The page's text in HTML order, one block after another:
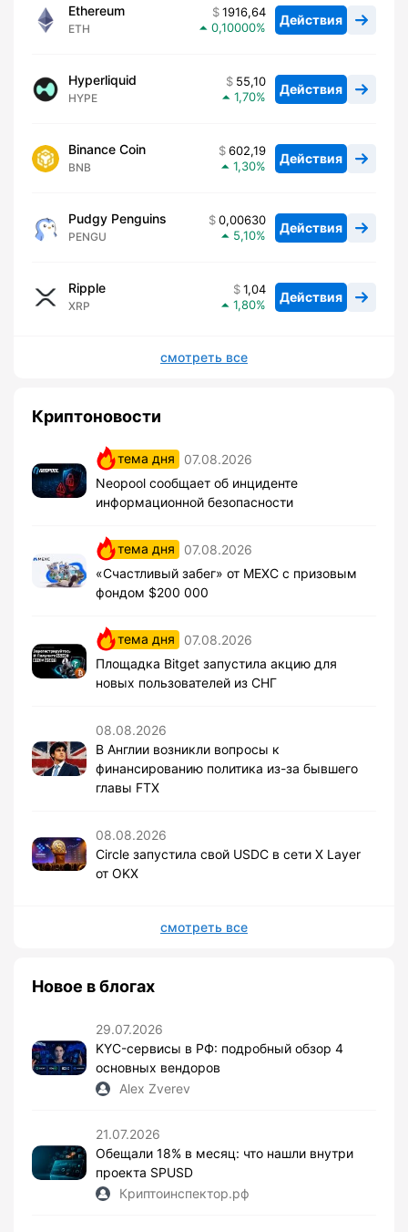
Ethereum
ETH
1916,64
0,10000
Действия
Hyperliquid
HYPE
55,10
1,70
Действия
Binance Coin
BNB
602,19
1,30
Действия
Pudgy Penguins
PENGU
0,00630
5,10
Действия
Ripple
XRP
1,04
1,80
Действия
смотреть все
Криптоновости
тема дня
07.08.2026
Neopool сообщает об инциденте
информационной безопасности
тема дня
07.08.2026
«Счастливый забег» от MEXC с призовым
фондом $200 000
тема дня
07.08.2026
Площадка Bitget запустила акцию для
новых пользователей из СНГ
08.08.2026
В Англии возникли вопросы к
финансированию политика из-за бывшего
главы FTX
08.08.2026
Circle запустила свой USDC в сети X Layer
от OKX
смотреть все
Новое в блогах
29.07.2026
KYC-сервисы в РФ: подробный обзор 4
основных вендоров
Alex Zverev
21.07.2026
Обещали 18% в месяц: что нашли внутри
проекта SPUSD
Криптоинспектор.рф